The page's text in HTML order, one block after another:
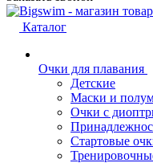
Каталог
Очки для плавания
Детские
Маски и
Очки с
Стартовые